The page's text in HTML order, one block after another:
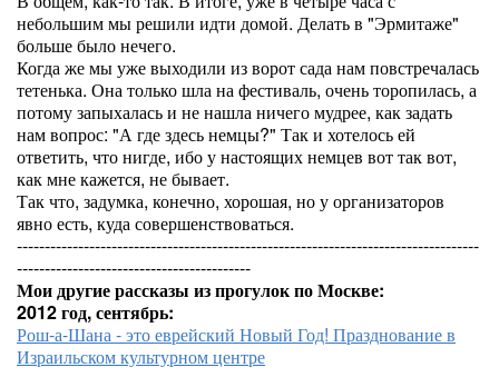
небольшим мы решили идти домой. Делать в "Эрмитаже"
больше было нечего.
Когда же мы уже выходили из ворот сада нам повстречалась
тетенька. Она только шла на фестиваль, очень торопилась, а
потому запыхалась и не нашла ничего мудрее, как задать
нам вопрос: "А где здесь немцы?" Так и хотелось ей
ответить, что нигде, ибо у настоящих немцев вот так вот,
как мне кажется, не бывает.
Так что, задумка, конечно, хорошая, но у организаторов
явно есть, куда совершенствоваться.
-----------------------------------------------------------------------------------
------------------------------------------
Мои другие рассказы из прогулок по Москве:
2012 год, сентябрь:
Рош-а-Шана - это еврейский Новый Год! Празднование в
Израильском культурном центре